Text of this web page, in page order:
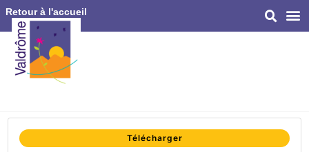
Retour à l'accueil
Télécharger